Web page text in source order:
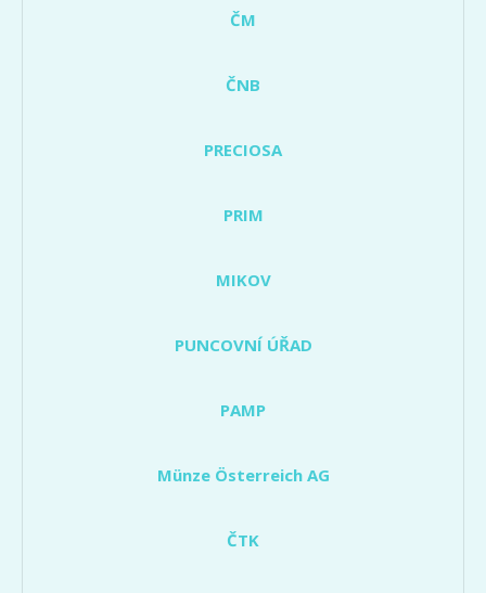
ČM
ČNB
PRECIOSA
PRIM
MIKOV
PUNCOVNÍ ÚŘAD
PAMP
Münze Österreich AG
ČTK